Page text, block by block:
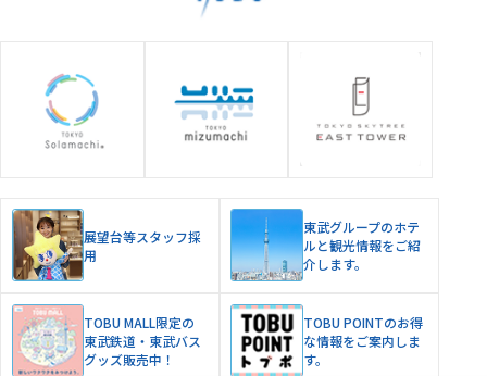
展望台等スタッフ採
用
東武グループのホテ
ルと観光情報をご紹
介します。
TOBU MALL限定の
東武鉄道・東武バス
グッズ販売中！
TOBU POINTのお得
な情報をご案内しま
す。